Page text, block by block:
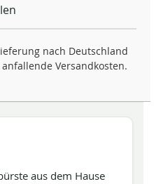
nach Deutschland
Versandkosten.
aus dem Hause